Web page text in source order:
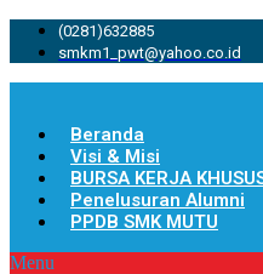
(0281)632885
smkm1_pwt@yahoo.co.id
Beranda
Visi & Misi
BURSA KERJA
Penelusuran Alumni
PPDB SMK MUTU
Menu